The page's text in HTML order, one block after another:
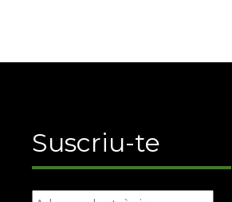
Suscriu-te